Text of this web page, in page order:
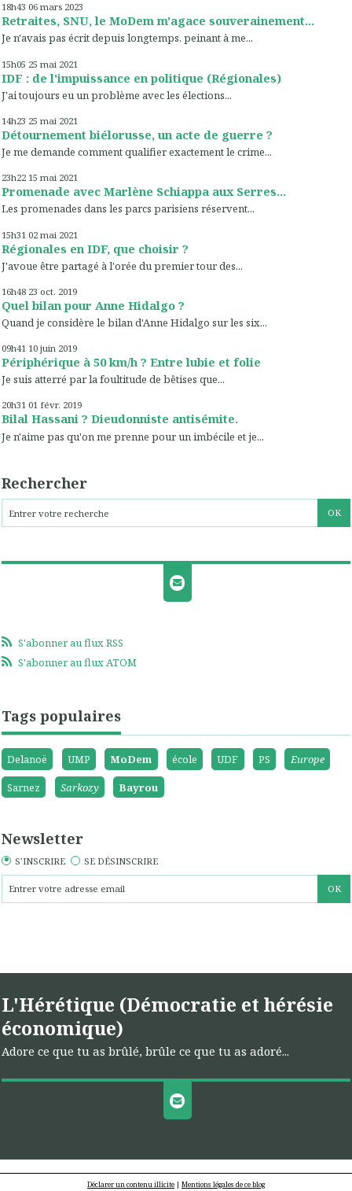
18h43 06 mars 2023
Retraites, SNU, le MoDem m'agace souverainement...
Je n'avais pas écrit depuis longtemps, peinant à me...
15h05 25 mai 2021
IDF : de l'impuissance en politique (Régionales)
J'ai toujours eu un problème avec les élections...
14h23 25 mai 2021
Détournement biélorusse, un acte de guerre ?
Je me demande comment qualifier exactement le crime...
23h22 15 mai 2021
Promenade avec Marlène Schiappa aux Serres...
Les promenades dans les parcs parisiens réservent...
15h31 02 mai 2021
Régionales en IDF, que choisir ?
J'avoue être partagé à l'orée du premier tour des...
16h48 23 oct. 2019
Quel bilan pour Anne Hidalgo ?
Quand je considère le bilan d'Anne Hidalgo sur les six...
09h41 10 juin 2019
Périphérique à 50 km/h ? Entre lubie et folie
Je suis atterré par la foultitude de bêtises que...
20h31 01 févr. 2019
Bilal Hassani ? Dieudonniste antisémite.
Je n'aime pas qu'on me prenne pour un imbécile et je...
Rechercher
S'abonner au flux RSS
S'abonner au flux ATOM
Tags populaires
Delanoë UMP MoDem école UDF PS
Europe
Sarnez
Sarkozy Bayrou
Newsletter
S'INSCRIRE SE DÉSINSCRIRE
L'Hérétique (Démocratie et hérésie
économique)
Adore ce que tu as brûlé, brûle ce que tu as adoré...
Déclarer un contenu illicite | Mentions légales de ce blog